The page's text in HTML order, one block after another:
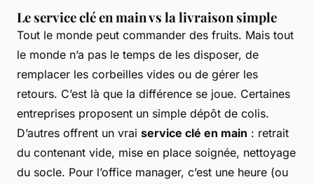
Le service clé en main vs la livraison simple
Tout le monde peut commander des fruits. Mais tout
le monde n’a pas le temps de les disposer, de
remplacer les corbeilles vides ou de gérer les
retours. C’est là que la différence se joue. Certaines
entreprises proposent un simple dépôt de colis.
D’autres offrent un vrai service clé en main : retrait
du contenant vide, mise en place soignée, nettoyage
du socle. Pour l’office manager, c’est une heure (ou